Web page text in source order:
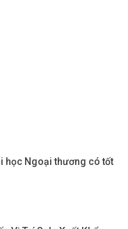
học Ngoại thương có tốt